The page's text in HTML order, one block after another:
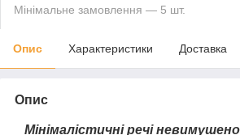
Мінімальне замовлення — 5 шт.
Опис Характеристики Доставка
Опис
Мінімалістичні речі